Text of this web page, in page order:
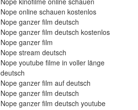
Nope online schauen kostenlos
Nope ganzer film deutsch
Nope ganzer film deutsch kostenlos
Nope ganzer film
Nope stream deutsch
Nope youtube filme in voller länge
deutsch
Nope ganzer film auf deutsch
Nope ganzer film deutsch
Nope ganzer film deutsch youtube